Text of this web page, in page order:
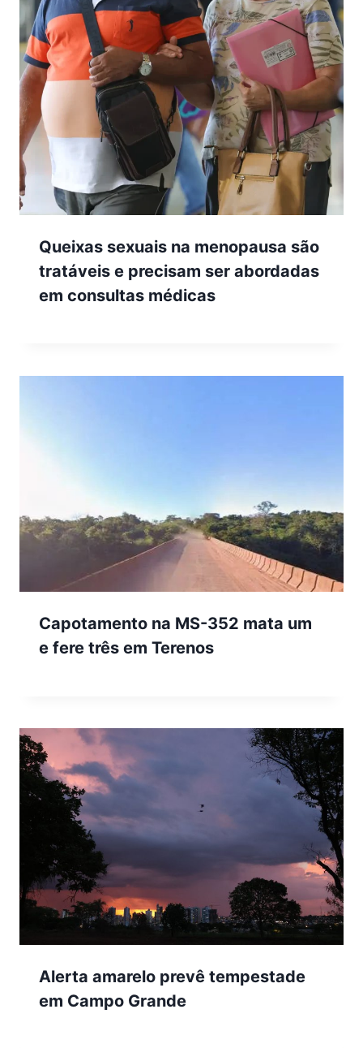
Queixas sexuais na menopausa são
tratáveis e precisam ser abordadas
em consultas médicas
Capotamento na MS-352 mata um
e fere três em Terenos
Alerta amarelo prevê tempestade
em Campo Grande